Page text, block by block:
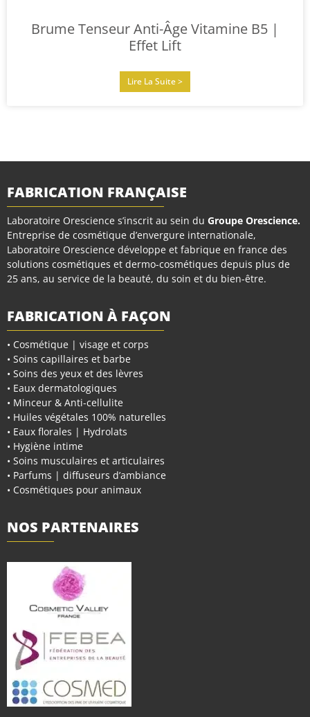
Brume Tenseur Anti-Âge Vitamine B5 |
Effet Lift
Lire La Suite >
FABRICATION FRANÇAISE
Laboratoire Orescience s’inscrit au sein du Groupe Orescience.
Entreprise de cosmétique d’envergure internationale,
Laboratoire Orescience développe et fabrique en france des
solutions cosmétiques et dermo-cosmétiques depuis plus de
25 ans, au service de la beauté, du soin et du bien-être.
FABRICATION À FAÇON
• Cosmétique | visage et corps
• Soins capillaires et barbe
• Soins des yeux et des lèvres
• Eaux dermatologiques
• Minceur & Anti-cellulite
• Huiles végétales 100% naturelles
• Eaux florales | Hydrolats
• Hygiène intime
• Soins musculaires et articulaires
• Parfums | diffuseurs d’ambiance
• Cosmétiques pour animaux
NOS PARTENAIRES